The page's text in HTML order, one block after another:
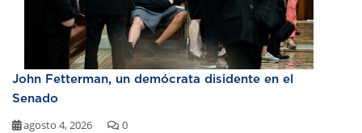
John Fetterman, un demócrata disidente en el
Senado
agosto 4, 2026 0